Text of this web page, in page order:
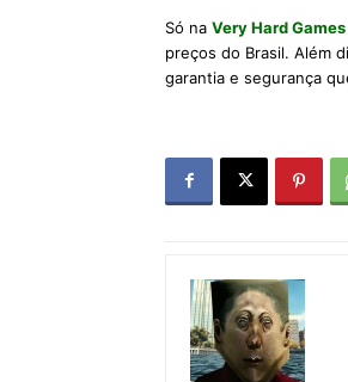
Só na Very Hard Games
preços do Brasil. Além
garantia e segurança